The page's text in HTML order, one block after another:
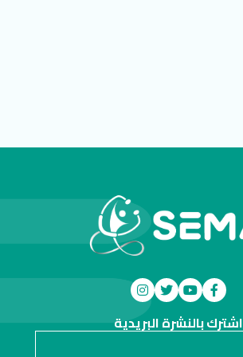
اشترك بالنشرة البريدية